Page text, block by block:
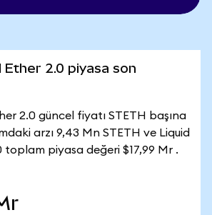
2.0 piyasa son
2.0 güncel fiyatı STETH başına
arzı 9,43 Mn STETH ve Liquid
toplam piyasa değeri $17,99 Mr .